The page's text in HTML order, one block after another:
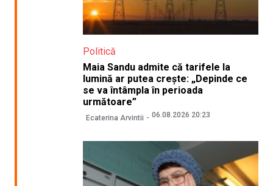
Politică
Maia Sandu admite că tarifele la
lumină ar putea crește: „Depinde ce
se va întâmpla în perioada
următoare”
Ecaterina Arvintii 06.08.2026 20:23